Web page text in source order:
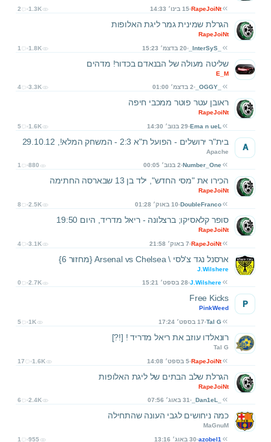
RapeJoiNt 15 בינו׳ 14:33 2 1.3K
הגרלת שמינית גמר ליגת האלופות
RapeJoiNt
_InterSyS_ 20 בדצמ׳ 15:23 1 1.8K
שליטה מעולה של הבנאדם בכדור! מדהים
E_M
_OGGY_ 2 בדצמ׳ 01:00 4 3.3K
ראובן עטר פוטר ממכבי חיפה
RapeJoiNt
Ema n ueL 29 בנוב׳ 14:30 5 1.6K
בית"ר ירושלים - הפועל ת"א 2:3 - המשחק המלא!, 29.10.12
Apache
Number_One 2 בנוב׳ 00:05 1 880
A
הכירו את "מסי החדש", ילד בן 13 שבארסה החתימה
RapeJoiNt
DoubleFranco 10 באוק׳ 01:28 8 2.5K
סופר קלאסיקו; ברצלונה - ריאל מדריד, היום 19:50
RapeJoiNt
RapeJoiNt 7 באוק׳ 21:58 4 3.1K
ארסנל נגד צ'לסי \ Arsenal vs Chelsea {מחזור 6}
J.Wilshere
J.Wilshere 28 בספט׳ 15:21 0 2.7K
Free Kicks
PinkWeed
Tal G 17 בספט׳ 17:24 5 1K
P
רונאלדו עוזב את ריאל מדריד ! [!?]
Tal G
RapeJoiNt 5 בספט׳ 14:08 17 1.6K
הגרלת שלב הבתים של ליגת האלופות
RapeJoiNt
_Dan1eL_ 31 באוג׳ 07:56 6 2.4K
כמה ניחושים לגבי העונה שהתחילה
MaGnuM
azobel1 30 באוג׳ 13:16 1 955